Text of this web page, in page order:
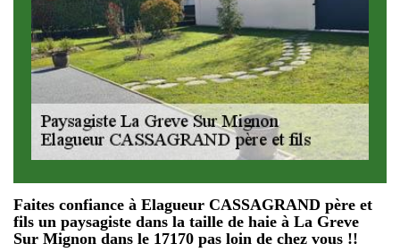
Faites confiance à Elagueur CASSAGRAND père et
fils un paysagiste dans la taille de haie à La Greve
Sur Mignon dans le 17170 pas loin de chez vous !!